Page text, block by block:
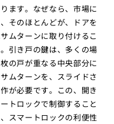
ます。なぜなら、市場に
そのほとんどが、ドアを
ムターンに取り付けるこ
引き戸の鍵は、多くの場
の戸が重なる中央部分に
ムターンを、スライドさ
が必要です。この、開き
トロックで制御すること
スマートロックの利便性